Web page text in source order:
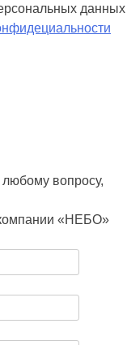
данных
вопросу,
«НЕБО»